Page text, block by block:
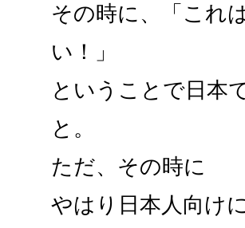
その時に、「これ
い！」
ということで日本
と。
ただ、その時に
やはり日本人向け